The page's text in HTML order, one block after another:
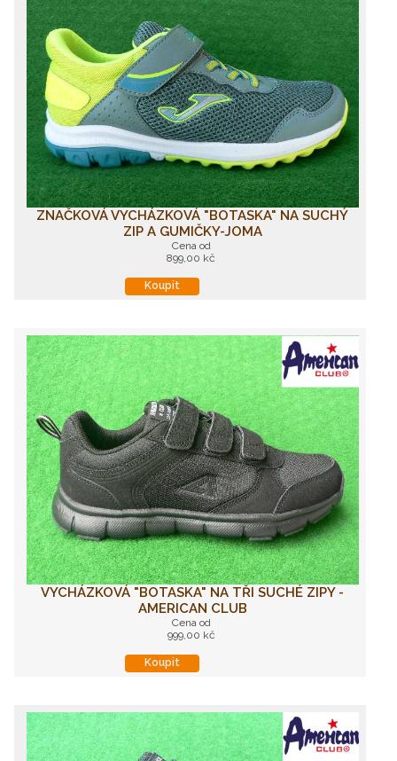
ZNAČKOVÁ VYCHÁZKOVÁ "BOTASKA" NA SUCHÝ
ZIP A GUMIČKY-JOMA
Cena od
899,00 kč
Koupit
VYCHÁZKOVÁ "BOTASKA" NA TŘI SUCHÉ ZIPY -
AMERICAN CLUB
Cena od
999,00 kč
Koupit